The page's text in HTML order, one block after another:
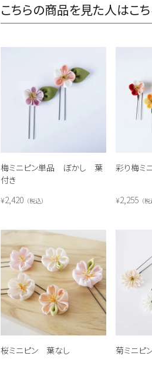
こちらの商品を見た人はこ
梅ミニピン単品 ぼかし 葉
付き
¥2,420 税込
彩り梅ミ
¥2,255 税
桜ミニピン 葉なし 菊ミニピ